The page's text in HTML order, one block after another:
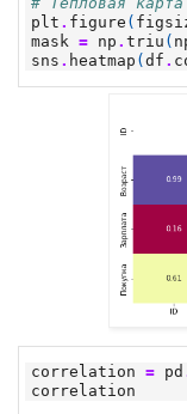
plt . figure (
mask
= np .triu (
sns . heatmap (df .
correlation = pd
correlation